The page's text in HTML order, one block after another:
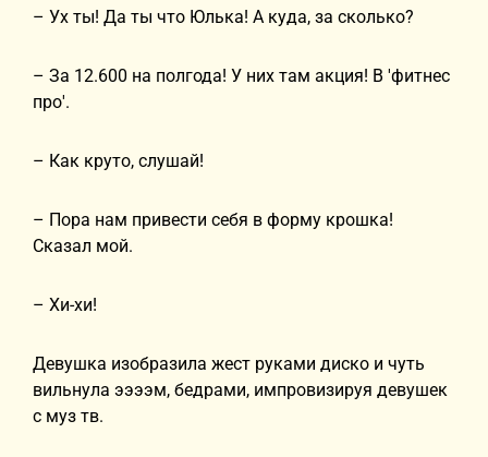
– Ух ты! Да ты что Юлька! А куда, за сколько?
– За 12.600 на полгода! У них там акция! В 'фитнес
про'.
– Как круто, слушай!
– Пора нам привести себя в форму крошка!
Сказал мой.
– Хи-хи!
Девушка изобразила жест руками диско и чуть
вильнула ээээм, бедрами, импровизируя девушек
с муз тв.